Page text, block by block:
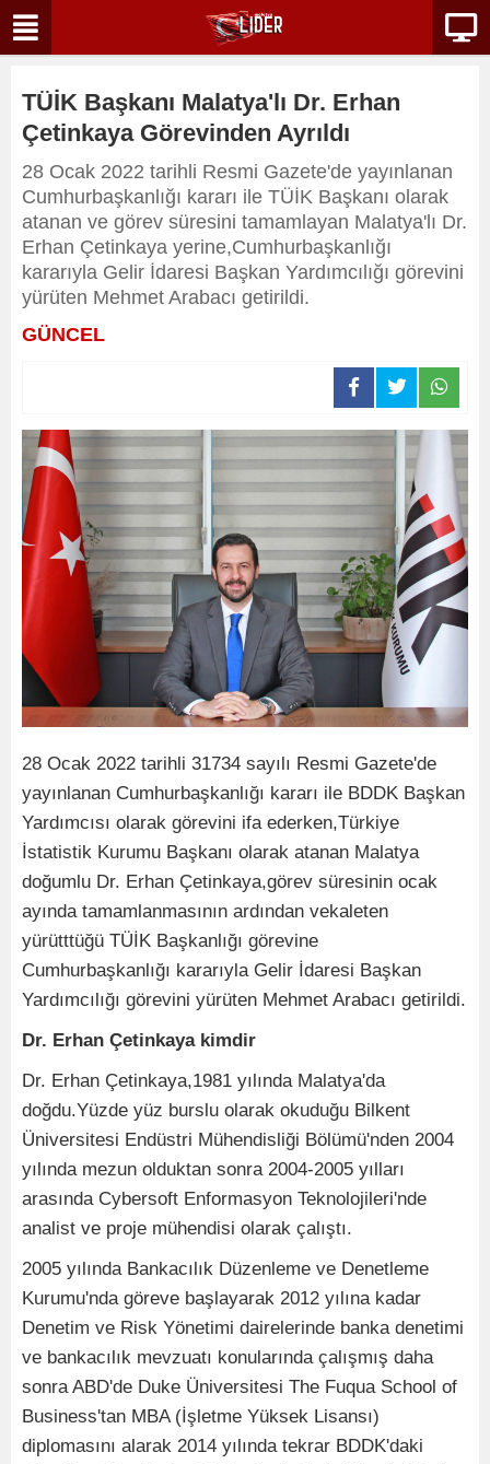
TÜİK Başkanı Malatya'lı Dr. Erhan
Çetinkaya Görevinden Ayrıldı
28 Ocak 2022 tarihli Resmi Gazete'de yayınlanan
Cumhurbaşkanlığı kararı ile TÜİK Başkanı olarak
atanan ve görev süresini tamamlayan Malatya'lı Dr.
Erhan Çetinkaya yerine,Cumhurbaşkanlığı
kararıyla Gelir İdaresi Başkan Yardımcılığı görevini
yürüten Mehmet Arabacı getirildi.
GÜNCEL
28 Ocak 2022 tarihli 31734 sayılı Resmi Gazete'de
yayınlanan Cumhurbaşkanlığı kararı ile BDDK Başkan
Yardımcısı olarak görevini ifa ederken,Türkiye
İstatistik Kurumu Başkanı olarak atanan Malatya
doğumlu Dr. Erhan Çetinkaya,görev süresinin ocak
ayında tamamlanmasının ardından vekaleten
yürütttüğü TÜİK Başkanlığı görevine
Cumhurbaşkanlığı kararıyla Gelir İdaresi Başkan
Yardımcılığı görevini yürüten Mehmet Arabacı getirildi.
Dr. Erhan Çetinkaya kimdir
Dr. Erhan Çetinkaya,1981 yılında Malatya'da
doğdu.Yüzde yüz burslu olarak okuduğu Bilkent
Üniversitesi Endüstri Mühendisliği Bölümü'nden 2004
yılında mezun olduktan sonra 2004-2005 yılları
arasında Cybersoft Enformasyon Teknolojileri'nde
analist ve proje mühendisi olarak çalıştı.
2005 yılında Bankacılık Düzenleme ve Denetleme
Kurumu'nda göreve başlayarak 2012 yılına kadar
Denetim ve Risk Yönetimi dairelerinde banka denetimi
ve bankacılık mevzuatı konularında çalışmış daha
sonra ABD'de Duke Üniversitesi The Fuqua School of
Business'tan MBA (İşletme Yüksek Lisansı)
diplomasını alarak 2014 yılında tekrar BDDK'daki